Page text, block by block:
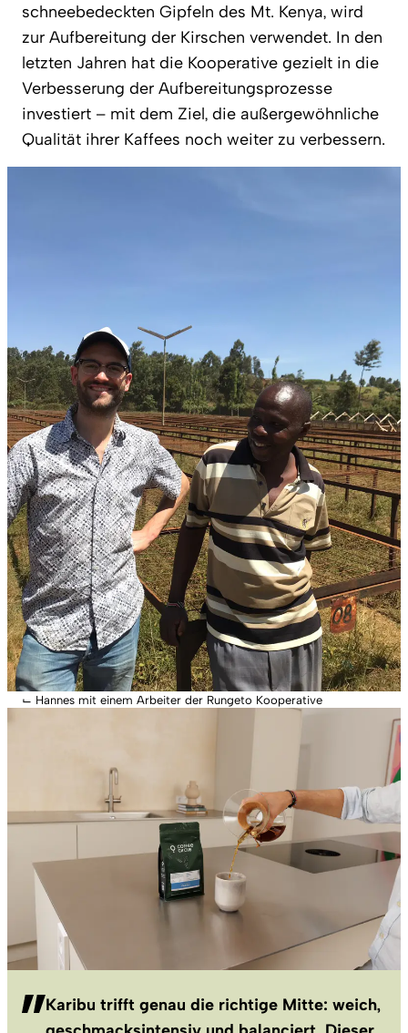
schneebedeckten Gipfeln des Mt. Kenya, wird
zur Aufbereitung der Kirschen verwendet. In den
letzten Jahren hat die Kooperative gezielt in die
Verbesserung der Aufbereitungsprozesse
investiert – mit dem Ziel, die außergewöhnliche
Qualität ihrer Kaffees noch weiter zu verbessern.
⌙ Hannes mit einem Arbeiter der Rungeto Kooperative
Karibu trifft genau die richtige Mitte: weich,